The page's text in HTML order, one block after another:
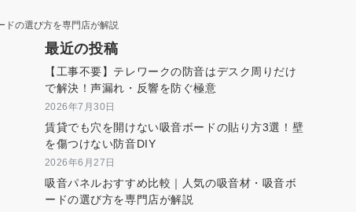
ドの選び方を専門店が解説
最近の投稿
【工事不要】テレワークの防音はデスク周りだけ
で解決！声漏れ・反響を防ぐ極意
2026年7月30日
賃貸でも穴を開けない吸音ボードの貼り方3選！壁
を傷つけない防音DIY
2026年6月27日
吸音パネルおすすめ比較｜人気の吸音材・吸音ボ
ードの選び方を専門店が解説